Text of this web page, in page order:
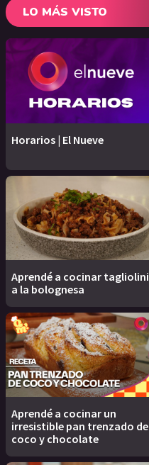
LO MÁS VISTO
Horarios | El Nueve
Aprendé a cocinar tagliolini
a la bolognesa
Aprendé a cocinar un
irresistible pan trenzado de
coco y chocolate